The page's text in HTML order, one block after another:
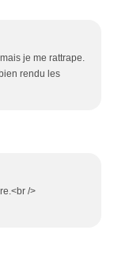
je me rattrape.
rendu les
/>